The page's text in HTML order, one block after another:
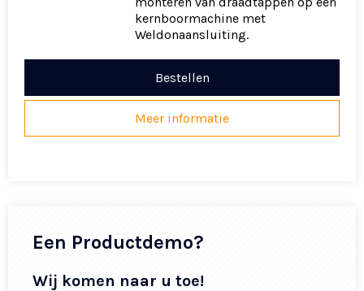
kernboormachine met
Weldonaansluiting.
Bestellen
Meer informatie
Een Productdemo?
Wij komen naar u toe!